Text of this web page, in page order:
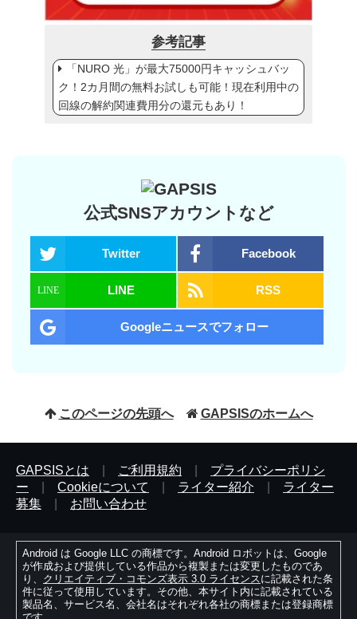
参考記事
「NURO 光」が最大75000円キャッシュバッ
ク！2カ月間の無料お試しも可能！現在利用中の
回線の解約関連費用分の還元もあり！
公式SNSアカウントなど
Twitter Facebook
LINE RSS
Googleニュースでフォロー
このページの先頭へ GAPSISのホームへ
GAPSISとは ご利用規約
プライバシーポリシ
ー
Cookieについて ライター紹介
ライター
募集
お問い合わせ
Android は Google LLC の商標です。Android ロボットは、Google
が作成および提供している作品から複製または変更したものであ
り、 クリエイティブ・コモンズ表示 3.0 ライセンスに記載された条
件に従って使用しています。その他、本サイト内に記載されている
製品名、サービス名、会社名はそれぞれ各社の商標または登録商標